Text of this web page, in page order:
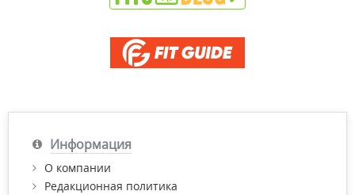
Информация
О компании
Редакционная политика